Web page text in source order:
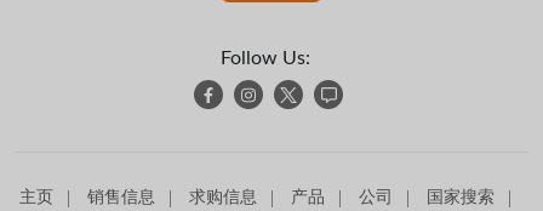
Follow Us:
主页 销售信息 求购信息 产品 公司
国家搜索